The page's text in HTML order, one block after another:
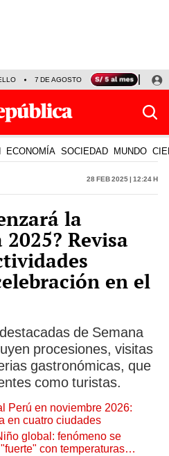
7 DE AGOSTO TINKA RESULTADOS
ECONOMÍA SOCIEDAD MUNDO
28 Feb 2025 | 12:24 h
la
Revisa
en el
de Semana
procesiones, visitas
gastronómicas, que
como turistas.
Perú en noviembre 2026:
en cuatro ciudades
global: fenómeno se
con temperaturas